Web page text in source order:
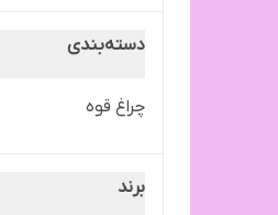
دسته‌بندی
چراغ قوه
برند